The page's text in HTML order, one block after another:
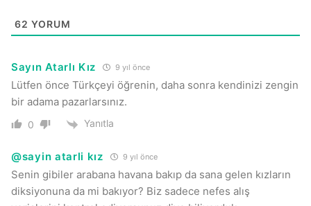
62 YORUM
Sayın Atarlı Kız 9 yıl önce
Lütfen önce Türkçeyi öğrenin, daha sonra kendinizi zengin
bir adama pazarlarsınız.
0 Yanıtla
@sayin atarli kız 9 yıl önce
Senin gibiler arabana havana bakıp da sana gelen kızların
diksiyonuna da mi bakıyor? Biz sadece nefes alış